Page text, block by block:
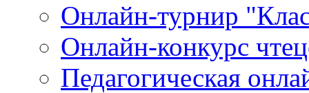
Онлайн-турнир
Онлайн-конкурс
Педагогическая